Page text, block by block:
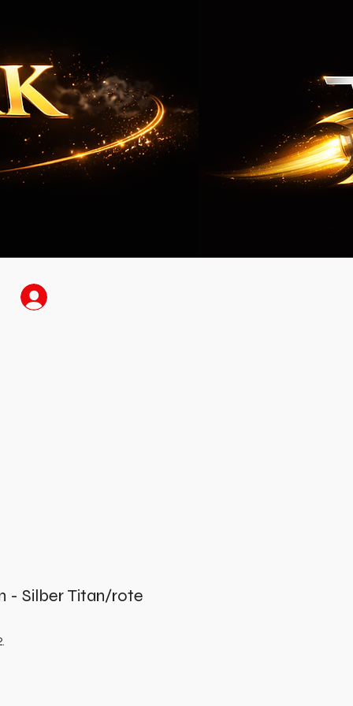
- Silber Titan/rote